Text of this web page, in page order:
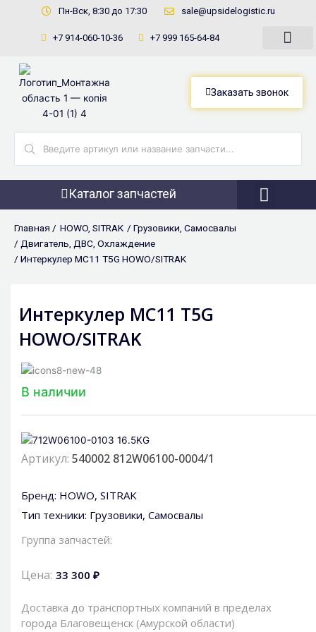
содержимому
Пн-Вск, 8:30 до 17:30 sale@upsidelogistic.ru
+7 914-060-10-36 +7 999 165-64-84
Заказать звонок
Каталог запчастей
Главная / HOWO SITRAK / Грузовики Самосвалы
/ Двигатель ДВС Охлаждение
/ Интеркулер МС11 T5G HOWO/SITRAK
Интеркулер МС11 T5G
HOWO/SITRAK
В наличии
Артикул: 540002 812W06100-0004/1
Бренд: HOWO, SITRAK
Тип техники: Грузовики, Самосвалы
Группа запчастей:
Цена: 33 300 ₽
Доставка до транспортных компаний в пределах
города Благовещенск (Амурской области)